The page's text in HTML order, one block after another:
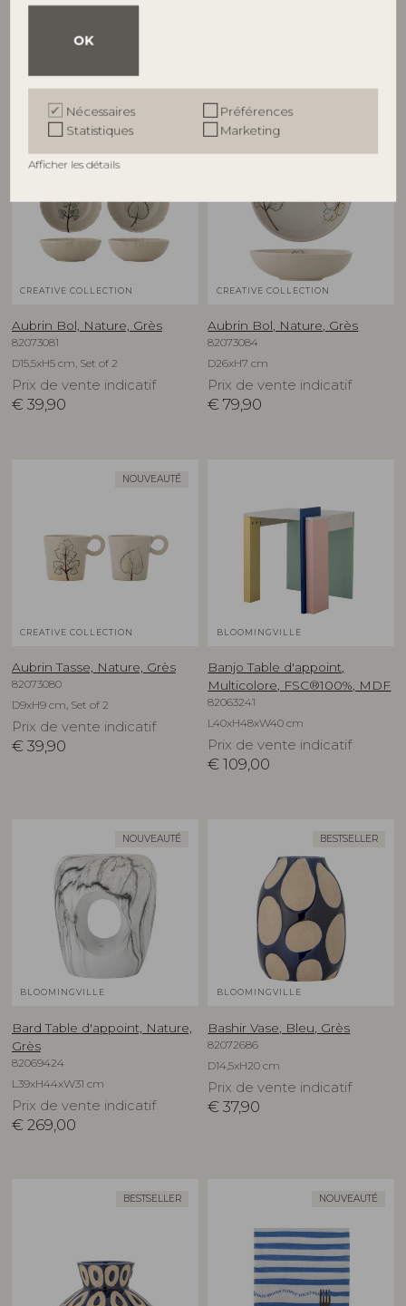
OK
Nécessaires
Préférences
Statistiques
Marketing
Afficher les détails
Prix de vente indicatif
NOUVEAUTÉ
CREATIVE COLLECTION
Aubrin Bol, Nature, Grès
82073081
D15,5xH5 cm, Set of 2
Prix de vente indicatif
€ 39,90
CREATIVE COLLECTION
Aubrin Bol, Nature, Grès
82073084
D26xH7 cm
Prix de vente indicatif
€ 79,90
NOUVEAUTÉ
CREATIVE COLLECTION
Aubrin Tasse, Nature, Grès
82073080
D9xH9 cm, Set of 2
Prix de vente indicatif
€ 39,90
BLOOMINGVILLE
Banjo Table d'appoint,
Multicolore, FSC®100%, MDF
82063241
L40xH48xW40 cm
Prix de vente indicatif
€ 109,00
NOUVEAUTÉ
BLOOMINGVILLE
Bard Table d'appoint, Nature,
Grès
82069424
L39xH44xW31 cm
Prix de vente indicatif
€ 269,00
BESTSELLER
BLOOMINGVILLE
Bashir Vase, Bleu, Grès
82072686
D14,5xH20 cm
Prix de vente indicatif
€ 37,90
BESTSELLER NOUVEAUTÉ